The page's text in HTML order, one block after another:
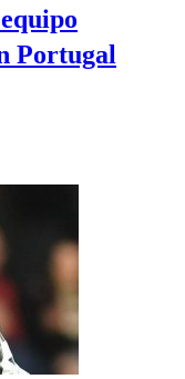
Portugal